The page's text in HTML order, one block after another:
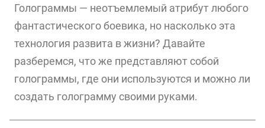
Голограммы — неотъемлемый атрибут любого
фантастического боевика, но насколько эта
технология развита в жизни? Давайте
разберемся, что же представляют собой
голограммы, где они используются и можно ли
создать голограмму своими руками.